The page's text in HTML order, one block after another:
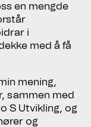
en mengde
i
med å få
mening,
sammen med
S Utvikling, og
og